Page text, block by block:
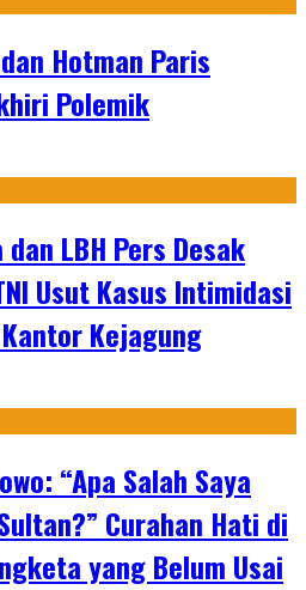
Hotman Paris
Polemik
LBH Pers Desak
Usut Kasus Intimidasi
Kejagung
“Apa Salah Saya
Curahan Hati di
yang Belum Usai